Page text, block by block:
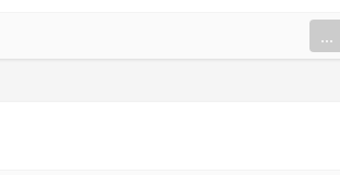
...